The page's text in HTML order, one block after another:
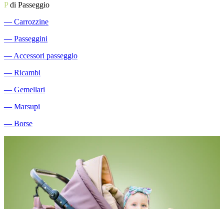
Pdi Passeggio
― Carrozzine
― Passeggini
― Accessori passeggio
― Ricambi
― Gemellari
― Marsupi
― Borse